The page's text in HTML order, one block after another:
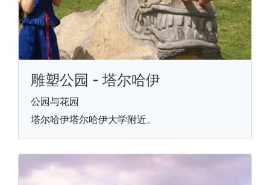
雕塑公园 - 塔尔哈伊
公园与花园
塔尔哈伊塔尔哈伊大学附近。